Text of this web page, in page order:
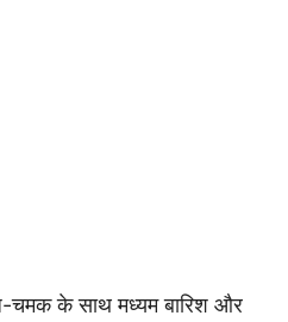
चमक के साथ मध्यम बारिश और